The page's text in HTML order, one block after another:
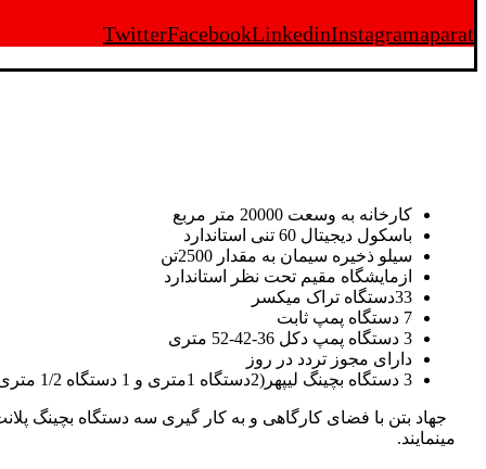
TwitterFacebookLinkedinInstagramaparat
کارخانه به وسعت 20000 متر مربع
باسکول دیجیتال 60 تنی استاندارد
سیلو ذخیره سیمان به مقدار 2500تن
ازمایشگاه مقیم تحت نظر استاندارد
33دستگاه تراک میکسر
7 دستگاه پمپ ثابت
3 دستگاه پمپ دکل 36-42-52 متری
دارای مجوز تردد در روز
3 دستگاه بچینگ لیپهر(2دستگاه 1متری و 1 دستگاه 1/2 متری با توان تولید 150 متر مکعب در ساعت)
مینمایند.